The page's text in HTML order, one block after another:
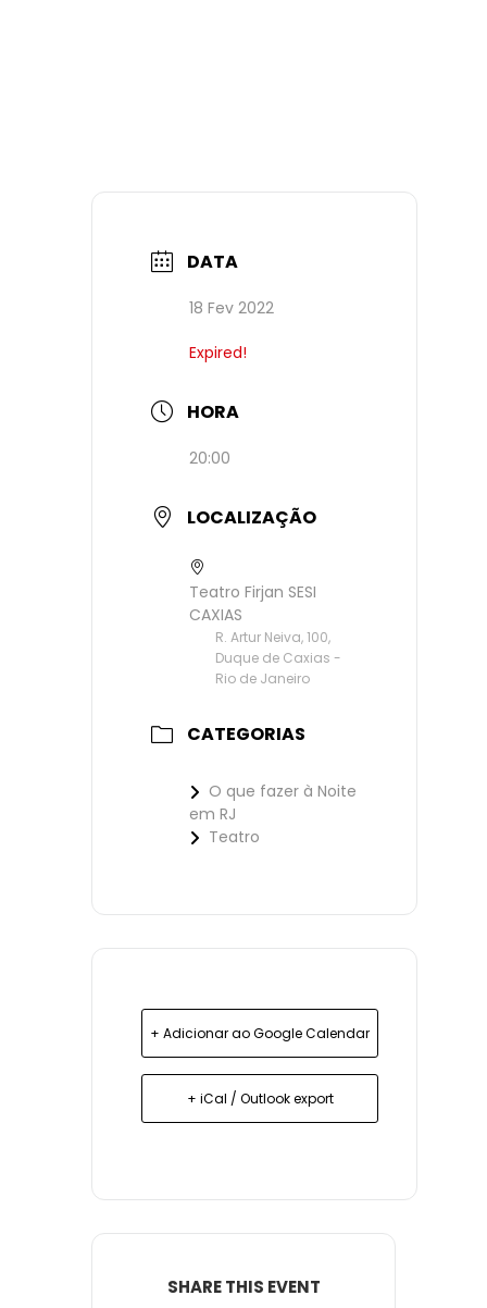
DATA
18 Fev 2022
Expired!
HORA
20:00
LOCALIZAÇÃO
Teatro Firjan SESI
CAXIAS
R. Artur Neiva, 100,
Duque de Caxias -
Rio de Janeiro
CATEGORIAS
O que fazer à Noite
em RJ
Teatro
+ Adicionar ao Google Calendar
+ iCal / Outlook export
SHARE THIS EVENT